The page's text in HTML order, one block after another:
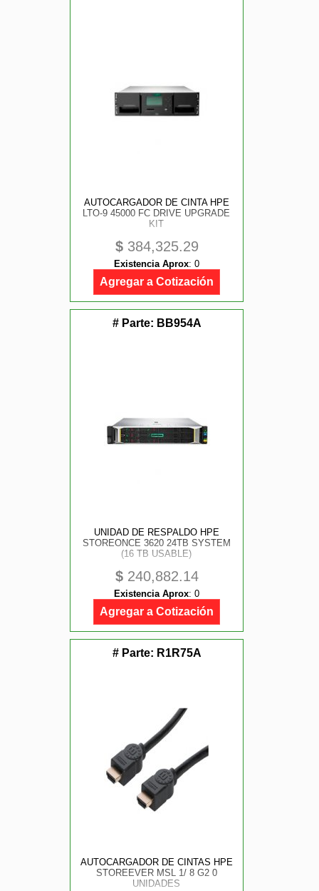
AUTOCARGADOR DE CINTA HPE
LTO-9 45000 FC DRIVE UPGRADE
KIT
$384,325.29
Existencia Aprox: 0
Agregar a Cotización
# Parte: BB954A
UNIDAD DE RESPALDO HPE
STOREONCE 3620 24TB SYSTEM
(16 TB USABLE)
$240,882.14
Existencia Aprox: 0
Agregar a Cotización
# Parte: R1R75A
AUTOCARGADOR DE CINTAS HPE
STOREEVER MSL 1/ 8 G2 0
UNIDADES